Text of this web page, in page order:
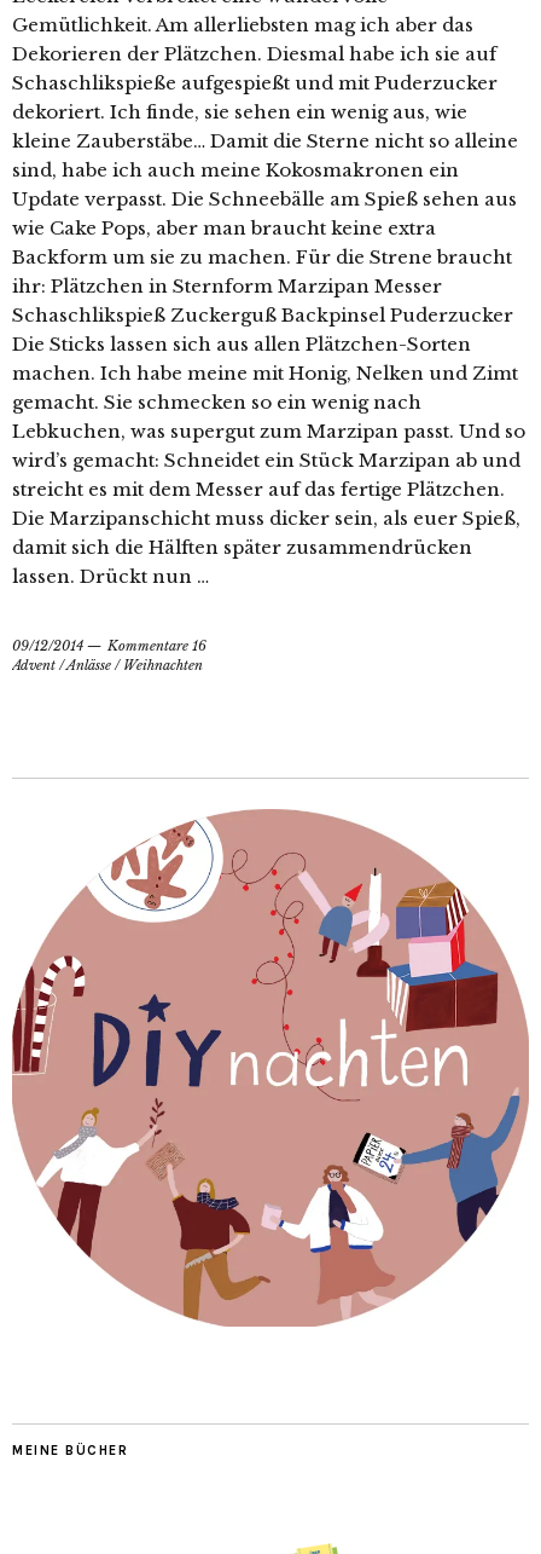
Gemütlichkeit. Am allerliebsten mag ich aber das
Dekorieren der Plätzchen. Diesmal habe ich sie auf
Schaschlikspieße aufgespießt und mit Puderzucker
dekoriert. Ich finde, sie sehen ein wenig aus, wie
kleine Zauberstäbe… Damit die Sterne nicht so alleine
sind, habe ich auch meine Kokosmakronen ein
Update verpasst. Die Schneebälle am Spieß sehen aus
wie Cake Pops, aber man braucht keine extra
Backform um sie zu machen. Für die Strene braucht
ihr: Plätzchen in Sternform Marzipan Messer
Schaschlikspieß Zuckerguß Backpinsel Puderzucker
Die Sticks lassen sich aus allen Plätzchen-Sorten
machen. Ich habe meine mit Honig, Nelken und Zimt
gemacht. Sie schmecken so ein wenig nach
Lebkuchen, was supergut zum Marzipan passt. Und so
wird’s gemacht: Schneidet ein Stück Marzipan ab und
streicht es mit dem Messer auf das fertige Plätzchen.
Die Marzipanschicht muss dicker sein, als euer Spieß,
damit sich die Hälften später zusammendrücken
lassen. Drückt nun …
09/12/2014
Kommentare 16
Advent /Anlässe / Weihnachten
MEINE BÜCHER